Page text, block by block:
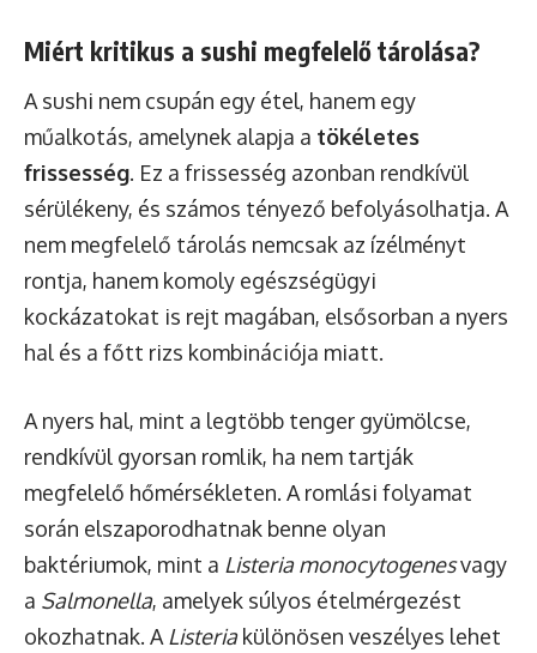
Miért kritikus a sushi megfelelő tárolása?
A sushi nem csupán egy étel, hanem egy
műalkotás, amelynek alapja a tökéletes
frissesség. Ez a frissesség azonban rendkívül
sérülékeny, és számos tényező befolyásolhatja. A
nem megfelelő tárolás nemcsak az ízélményt
rontja, hanem komoly egészségügyi
kockázatokat is rejt magában, elsősorban a nyers
hal és a főtt rizs kombinációja miatt.
A nyers hal, mint a legtöbb tenger gyümölcse,
rendkívül gyorsan romlik, ha nem tartják
megfelelő hőmérsékleten. A romlási folyamat
során elszaporodhatnak benne olyan
baktériumok, mint a Listeria monocytogenesvagy
a Salmonella, amelyek súlyos ételmérgezést
okozhatnak. A Listeriakülönösen veszélyes lehet